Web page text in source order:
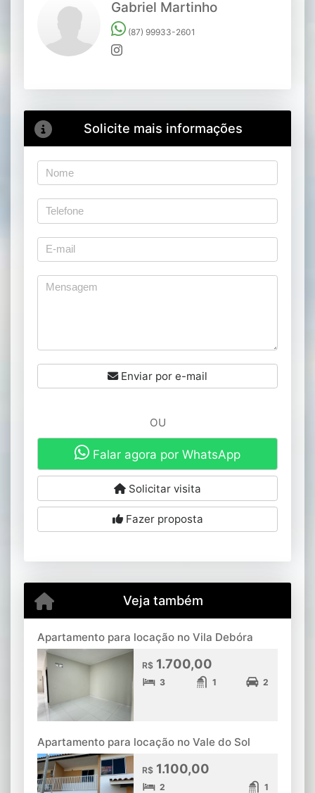
Gabriel Martinho
(87) 99933-2601
Solicite mais informações
Enviar por e-mail
OU
Falar agora por WhatsApp
Solicitar visita
Fazer proposta
Veja também
Apartamento para locação no Vila Debóra
R$1.700,00
3 1 2
Apartamento para locação no Vale do Sol
R$1.100,00
2 1